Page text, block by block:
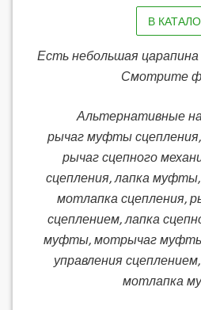
В
Есть небольшая
Смотрите
Альтернативные
рычаг муфты сцепления,
рычаг сцепного
сцепления, лапка
мотлапка сцепления,
сцеплением, лапка
муфты, мотрычаг муфты
управления
мотлапка